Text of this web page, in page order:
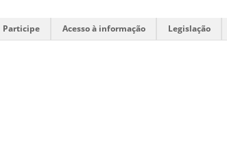
Participe Acesso à informação Legislação